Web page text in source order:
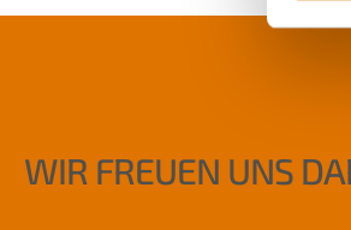
WIR FREUEN UNS